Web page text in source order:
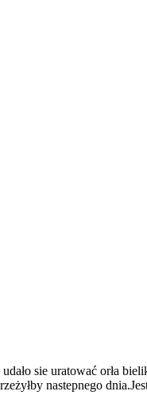
sie uratować orła
nastepnego